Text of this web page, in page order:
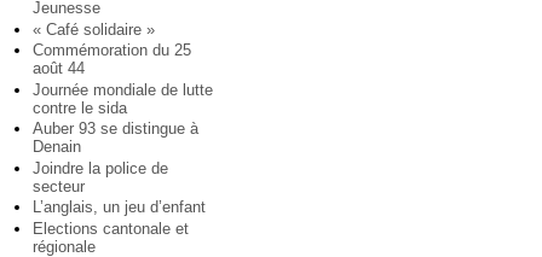
Jeunesse
« Café solidaire »
Commémoration du 25
août 44
Journée mondiale de lutte
contre le sida
Auber 93 se distingue à
Denain
Joindre la police de
secteur
L’anglais, un jeu d’enfant
Elections cantonale et
régionale